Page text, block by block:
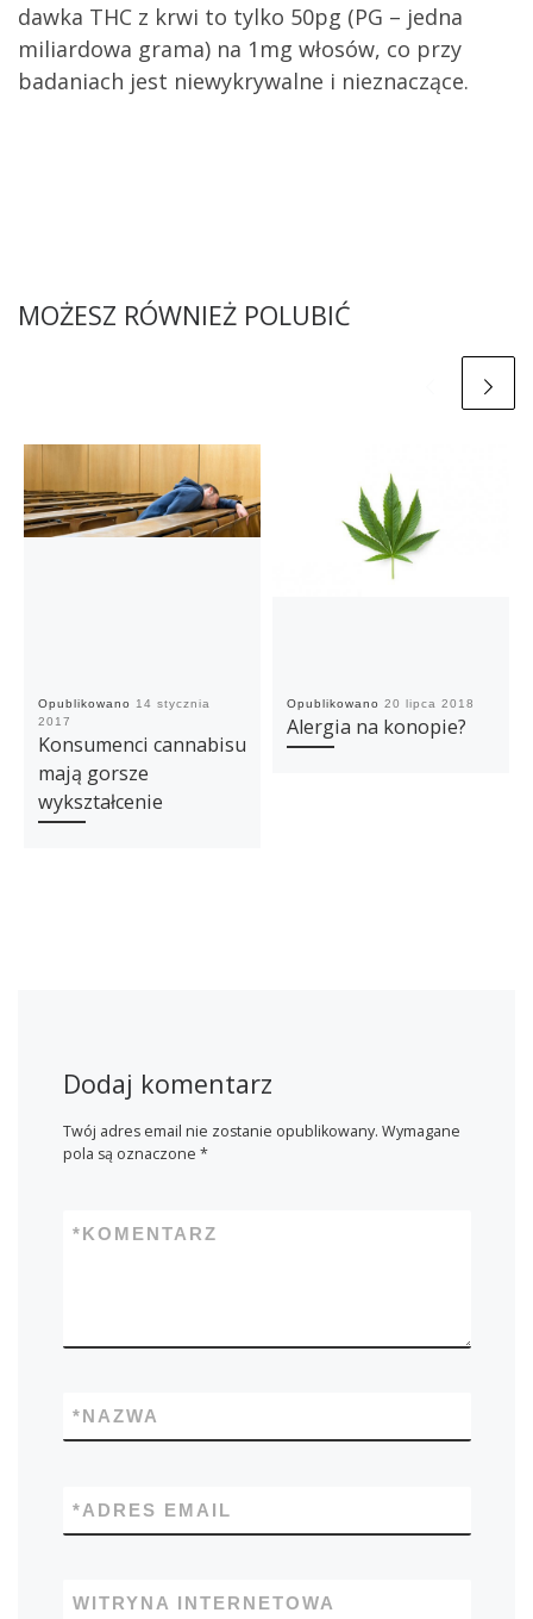
dawka THC z krwi to tylko 50pg (PG – jedna
miliardowa grama) na 1mg włosów, co przy
badaniach jest niewykrywalne i nieznaczące.
MOŻESZ RÓWNIEŻ POLUBIĆ
Opublikowano
14 stycznia
2017
Konsumenci cannabisu
mają gorsze
wykształcenie
Opublikowano 20 lipca 2018
Alergia na konopie?
Dodaj komentarz
Twój adres email nie zostanie opublikowany. Wymagane
pola są oznaczone *
KOMENTARZ
*
NAZWA
*
ADRES EMAIL
*
WITRYNA INTERNETOWA